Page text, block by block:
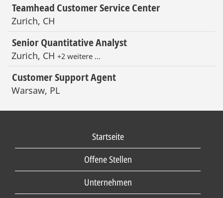
Teamhead Customer Service Center
Zurich, CH
Senior Quantitative Analyst
Zurich, CH +2 weitere …
Customer Support Agent
Warsaw, PL
Startseite
Offene Stellen
Unternehmen